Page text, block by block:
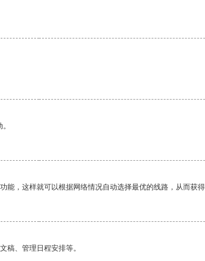
，这样就可以根据网络情况自动选择最优的线路，从而获得
稿、管理日程安排等。